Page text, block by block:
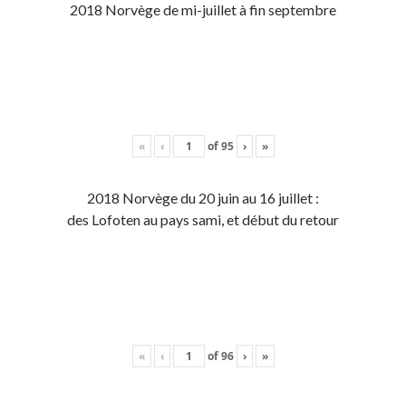
2018 Norvège de mi-juillet à fin septembre
« ‹ of95 › »
2018 Norvège du 20 juin au 16 juillet :
des Lofoten au pays sami, et début du retour
« ‹ of96 › »